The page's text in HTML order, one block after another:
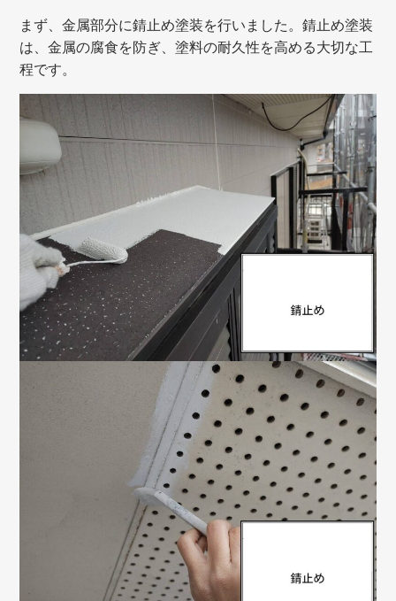
まず、金属部分に錆止め塗装を行いました。錆止め塗装
は、金属の腐食を防ぎ、塗料の耐久性を高める大切な工
程です。